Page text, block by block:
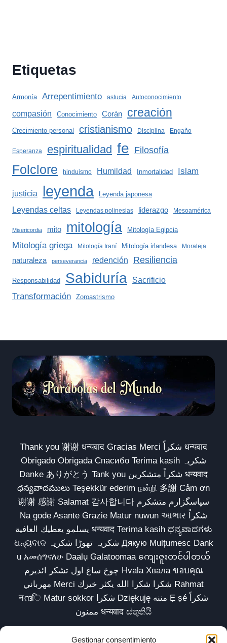
Gestionar consentimiento
Etiquetas
Armonía Arrepentimiento astucia Autoconocimiento
compasión Conocimiento Corán creación
Crecimiento personal cristianismo Disciplina Engaño
Esperanza espiritualidad fe Filosofía
Folclore hinduismo Humildad Inmortalidad Islam
justicia leyenda Leyenda japonesa
Leyendas celtas Leyendas polinesias liderazgo Mesoamérica
Misericordia mito mitología Mitología Egipcia
Mitología griega Mitología Iraní Mitología irlandesa Moraleja
naturaleza perseverancia redención Resiliencia
Responsabilidad Sabiduría Sacrificio
Transformación Zoroastrismo
Thank you 谢谢 धन्यवाद Gracias Merci شكراً धन्यवाद
Obrigado Obrigada Спасибо Terima kasih شکریہ
Danke ありがとう Tank you شكراً متشكرين धन्यवाद
ధన్యవాదములు Teşekkür ederim நன்றி 多謝 Cảm ơn
谢谢 感謝 Salamat 감사합니다 سپاسگزارم متشکرم
Na gode Asante Grazie Matur nuwun આભાર شكراً
يسلمو يعطيك العافية धन्यवाद Terima kasih ಧನ್ಯವಾದಗಳು
ଧନ୍ୟବାଦ شکریہ تھوڑا شکریہ Дякую Mulțumesc Dank
u አመሰግናለሁ Daalụ Galatoomaa ကျေးဇူးတင်ပါတယ်
چوخ ساغ اول تشکر ائدیرم Hvala Хвала ขอบคุณ
مهرباني Merci شكرا شكرا الله يكثر خيرك Rahmat
नന്ദि Matur sokkor شكرا Dziękuję مننه Ẹ ṣé شكراً
ممنون धन्यवाद ස්තුතියි